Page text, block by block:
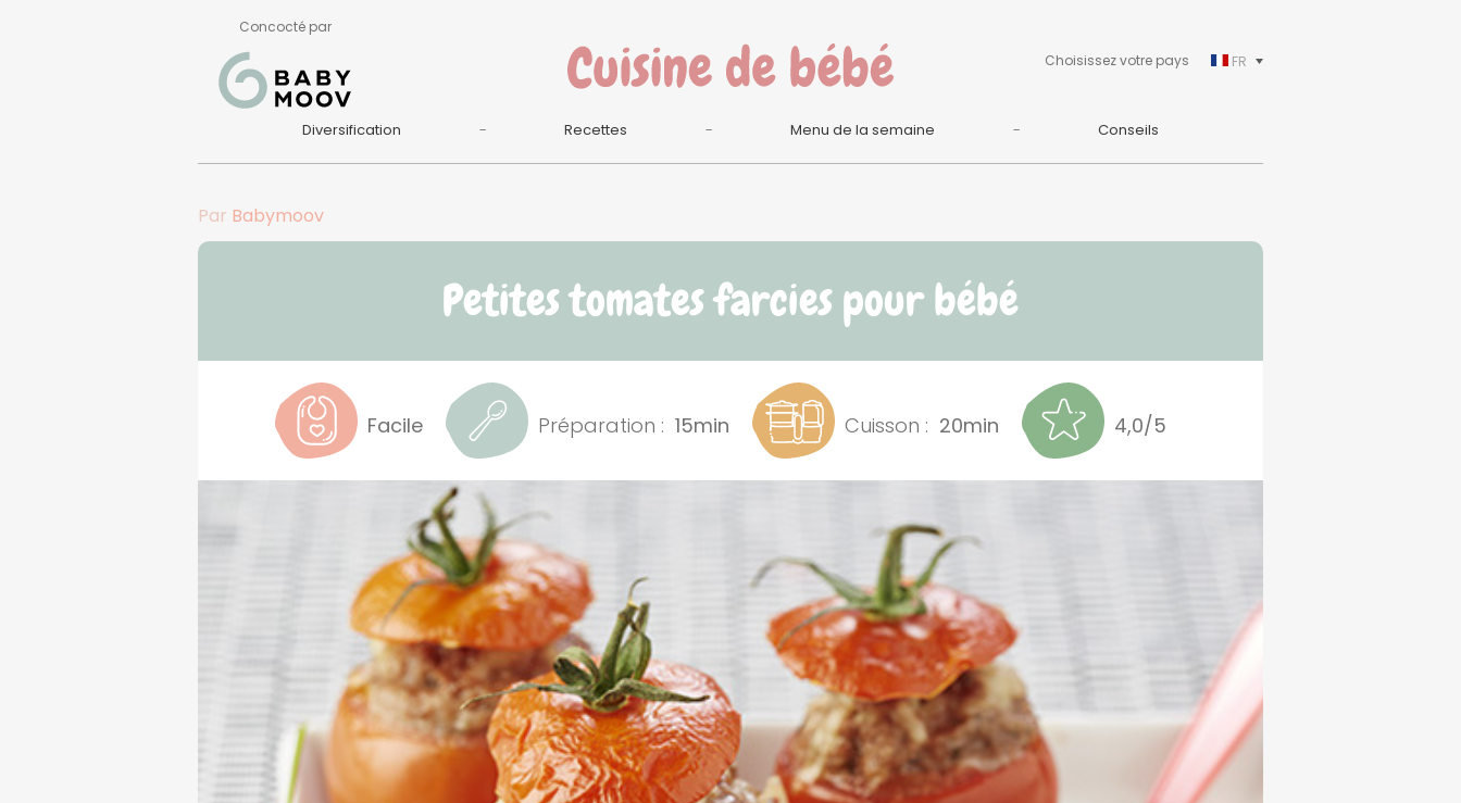
Concocté par
Choisissez votre pays
FR
Diversification Recettes Menu de la semaine Conseils
Par Babymoov
Petites tomates farcies pour bébé
Facile Préparation : 15min Cuisson : 20min 4,0/5